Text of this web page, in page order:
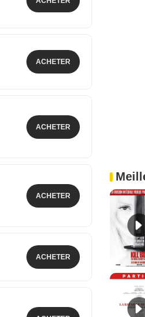
ACHETER
ACHETER
ACHETER
ACHETER